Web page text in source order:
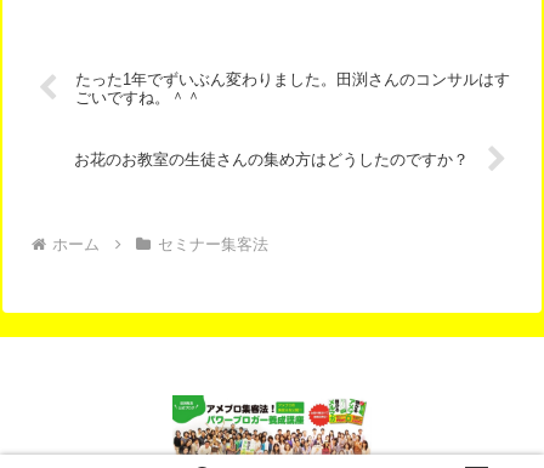
たった1年でずいぶん変わりました。田渕さんのコンサルはす
ごいですね。＾＾
お花のお教室の生徒さんの集め方はどうしたのですか？
ホーム セミナー集客法